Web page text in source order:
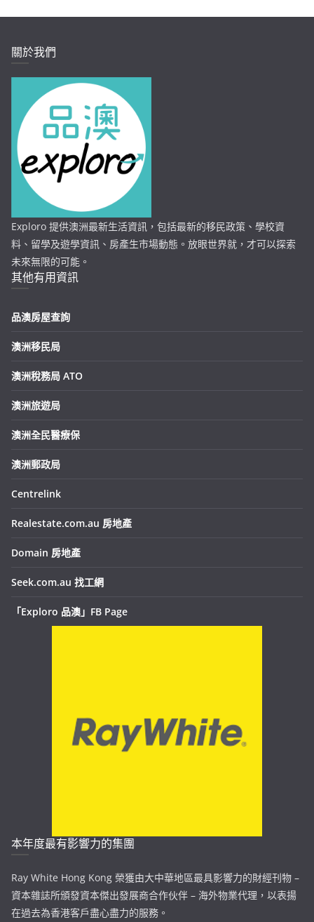
關於我們
Exploro 提供澳洲最新生活資訊，包括最新的移民政策、學校資
料、留學及遊學資訊、房產生市場動態。放眼世界就，才可以探索
未來無限的可能。
其他有用資訊
品澳房屋查詢
澳洲移民局
澳洲稅務局 ATO
澳洲旅遊局
澳洲全民醫療保
澳洲郵政局
Centrelink
Realestate.com.au 房地產
Domain 房地產
Seek.com.au 找工網
「Exploro 品澳」FB Page
本年度最有影響力的集團
Ray White Hong Kong 榮獲由大中華地區最具影響力的財經刊物 –
資本雜誌所頒發資本傑出發展商合作伙伴 – 海外物業代理，以表揚
在過去為香港客戶盡心盡力的服務。